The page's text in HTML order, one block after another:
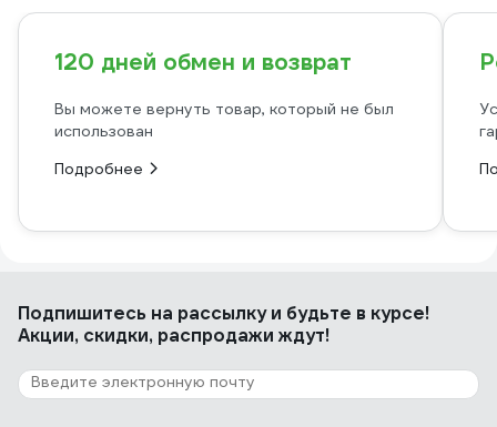
120 дней обмен и возврат
Вы можете вернуть товар, который не был
использован
Подробнее
Подпишитесь на рассылкуи будьте в курсе!
Акции, скидки, распродажи ждут!